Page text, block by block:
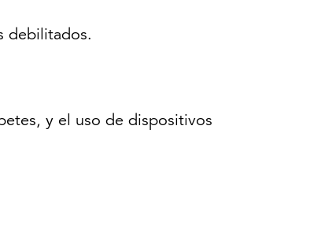
debilitados.
y el uso de dispositivos